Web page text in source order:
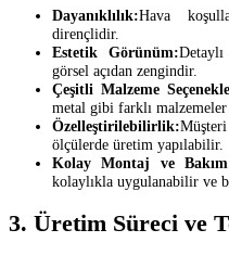
Dayanıklılık:Hava
dirençlidir.
Estetik Görünüm:
görsel açıdan zengindir.
Çeşitli Malzeme
metal gibi farklı
Özelleştirilebilirlik:
ölçülerde üretim yapılabilir.
Kolay Montaj ve
kolaylıkla uygulanabilir ve
3. Üretim Süreci ve